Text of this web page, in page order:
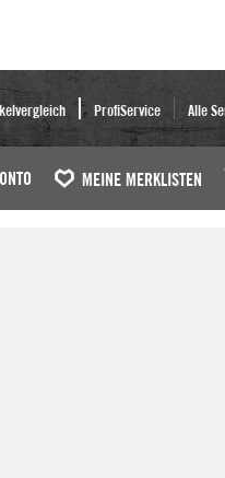
ProfiService Alle
MEINE MERKLISTEN